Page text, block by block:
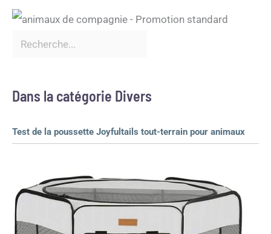
Dans la catégorie Divers
Test de la poussette Joyfultails tout-terrain pour animaux